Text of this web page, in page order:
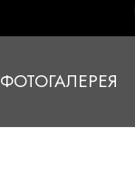
ФОТОГАЛЕРЕЯ